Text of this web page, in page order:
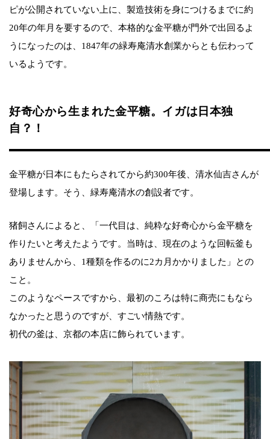
ピが公開されていない上に、製造技術を身につけるまでに約
20年の年月を要するので、本格的な金平糖が門外で出回るよ
うになったのは、1847年の緑寿庵清水創業からとも伝わって
いるようです。
好奇心から生まれた金平糖。イガは日本独
自？！
金平糖が日本にもたらされてから約300年後、清水仙吉さんが
登場します。そう、緑寿庵清水の創設者です。
猪飼さんによると、「一代目は、純粋な好奇心から金平糖を
作りたいと考えたようです。当時は、現在のような回転釜も
ありませんから、1種類を作るのに2カ月かかりました」との
こと。
このようなペースですから、最初のころは特に商売にもなら
なかったと思うのですが、すごい情熱です。
初代の釜は、京都の本店に飾られています。